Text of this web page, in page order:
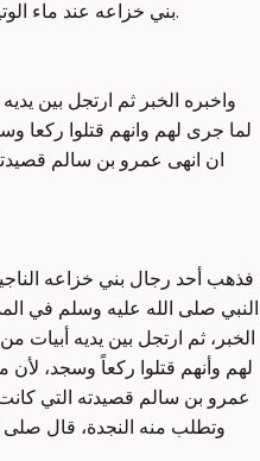
بني خزاعه عند ماء الوتير وقتلت منهم ما يربو على 20 قتيلاً.
واخبره الخبر ثم ارتجل بين
لما جرى لهم وانهم قتلوا ركعا
ان انهى عمرو بن سالم
فذهب أحد رجال بني خزاعه
النبي صلى الله عليه وسلم في
الخبر، ثم ارتجل بين يديه أبيات
لهم وأنهم قتلوا ركعاً وسجد،
عمرو بن سالم قصيدته التي
وتطلب منه النجدة، قال